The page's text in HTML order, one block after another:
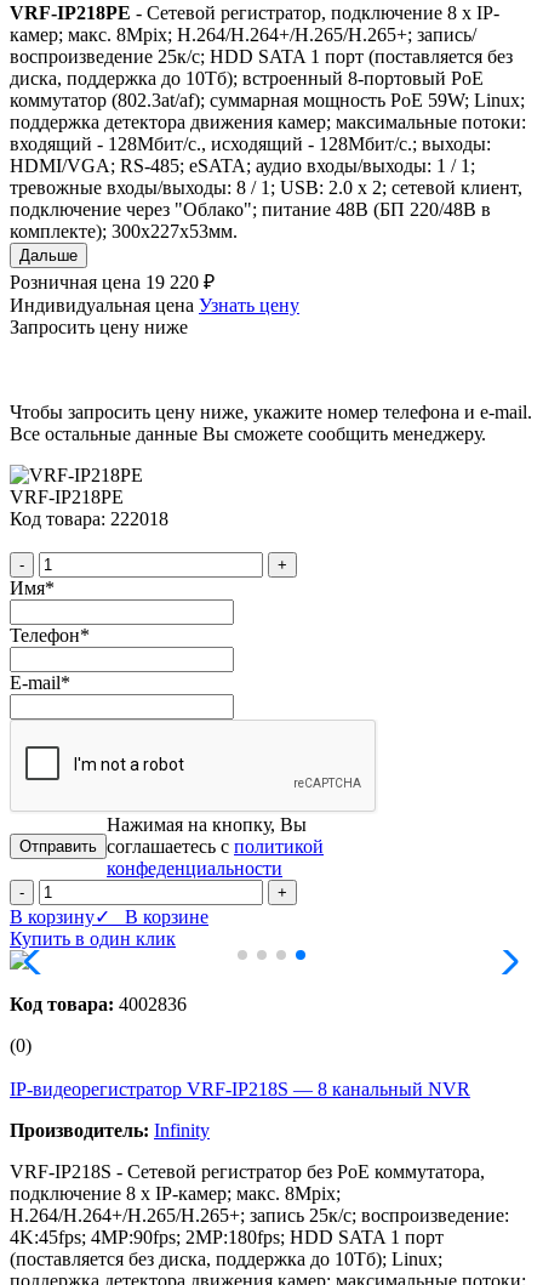
VRF-IP218PE - Сетевой регистратор, подключение 8 х IP-
камер; макс. 8Mpix; H.264/H.264+/H.265/H.265+; запись/
воспроизведение 25к/с; HDD SATA 1 порт (поставляется без
диска, поддержка до 10Тб); встроенный 8-портовый PoE
коммутатор (802.3at/af); cуммарная мощность PoE 59W; Linux;
поддержка детектора движения камер; максимальные потоки:
входящий - 128Мбит/с., исходящий - 128Мбит/с.; выходы:
HDMI/VGA; RS-485; eSATA; аудио входы/выходы: 1 / 1;
тревожные входы/выходы: 8 / 1; USB: 2.0 x 2; сетевой клиент,
подключение через "Облако"; питание 48В (БП 220/48В в
комплекте); 300x227x53мм.
Дальше
Розничная цена 19 220 ₽
Индивидуальная цена Узнать цену
Запросить цену ниже
Чтобы запросить цену ниже, укажите номер телефона и e-mail.
Все остальные данные Вы сможете сообщить менеджеру.
VRF-IP218PE
Код товара: 222018
- +
Имя*
Телефон*
E-mail*
Нажимая на кнопку, Вы
соглашаетесь с политикой
конфеденциальности
- +
В корзину✓ В корзине
Купить в один клик
Код товара: 4002836
(0)
IP-видеорегистратор VRF-IP218S — 8 канальный NVR
Производитель: Infinity
VRF-IP218S - Сетевой регистратор без PoE коммутатора,
подключение 8 х IP-камер; макс. 8Mpix;
H.264/H.264+/H.265/H.265+; запись 25к/с; воспроизведение:
4K:45fps; 4MP:90fps; 2MP:180fps; HDD SATA 1 порт
(поставляется без диска, поддержка до 10Тб); Linux;
поддержка детектора движения камер; максимальные потоки: